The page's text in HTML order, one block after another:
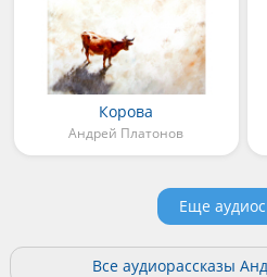
Корова
Андрей Платонов
Еще
Все аудиорассказы